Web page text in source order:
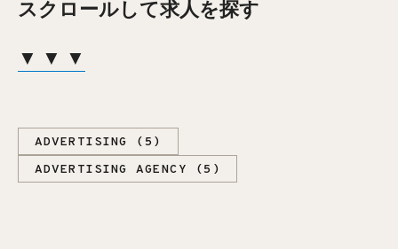
スクロールして求人を探す
▼ ▼ ▼
ADVERTISING (5)
ADVERTISING AGENCY (5)